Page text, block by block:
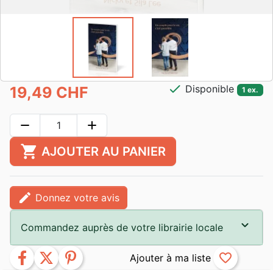
19,49 CHF check Disponible 1 ex.
remove add
shopping_cart AJOUTER AU PANIER
edit Donnez votre avis
Commandez auprès de votre librairie locale
facebook twitter pinterest favorite_border